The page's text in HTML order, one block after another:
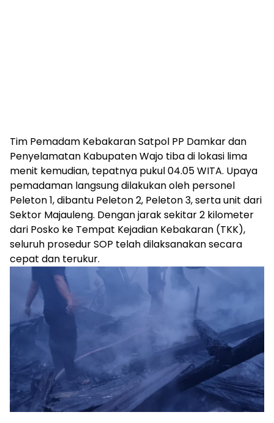
Tim Pemadam Kebakaran Satpol PP Damkar dan
Penyelamatan Kabupaten Wajo tiba di lokasi lima
menit kemudian, tepatnya pukul 04.05 WITA. Upaya
pemadaman langsung dilakukan oleh personel
Peleton 1, dibantu Peleton 2, Peleton 3, serta unit dari
Sektor Majauleng. Dengan jarak sekitar 2 kilometer
dari Posko ke Tempat Kejadian Kebakaran (TKK),
seluruh prosedur SOP telah dilaksanakan secara
cepat dan terukur.